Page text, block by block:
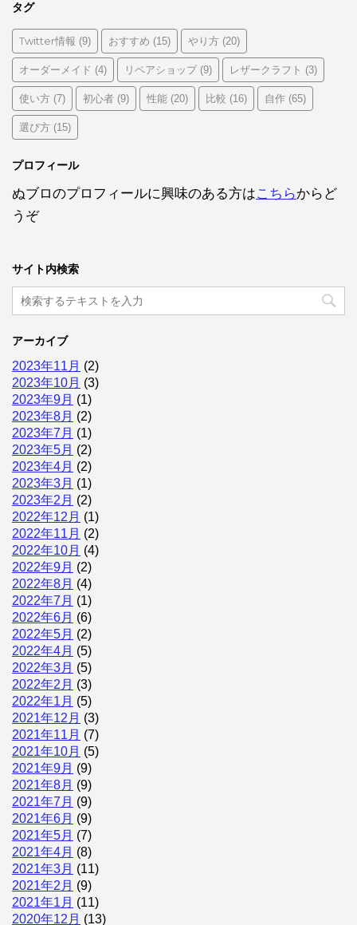
タグ
Twitter情報 (9) おすすめ (15) やり方 (20)
オーダーメイド (4) リペアショップ(9) レザークラフト (3)
使い方 (7) 初心者 (9) 性能 (20) 比較 (16) 自作 (65)
選び方 (15)
プロフィール
ぬブロのプロフィールに興味のある方はこちらからど
うぞ
サイト内検索
アーカイブ
2023年11月 (2)
2023年10月 (3)
2023年9月 (1)
2023年8月 (2)
2023年7月 (1)
2023年5月 (2)
2023年4月 (2)
2023年3月 (1)
2023年2月 (2)
2022年12月 (1)
2022年11月 (2)
2022年10月 (4)
2022年9月 (2)
2022年8月 (4)
2022年7月 (1)
2022年6月 (6)
2022年5月 (2)
2022年4月 (5)
2022年3月 (5)
2022年2月 (3)
2022年1月 (5)
2021年12月 (3)
2021年11月 (7)
2021年10月 (5)
2021年9月 (9)
2021年8月 (9)
2021年7月 (9)
2021年6月 (9)
2021年5月 (7)
2021年4月 (8)
2021年3月 (11)
2021年2月 (9)
2021年1月 (11)
2020年12月 (13)